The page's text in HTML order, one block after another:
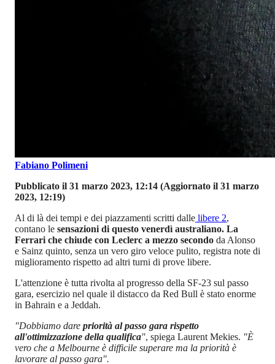
Fabiano Polimeni
Pubblicato il 31 marzo 2023, 12:14 (Aggiornato il 31 marzo
2023, 12:19)
Al di là dei tempi e dei piazzamenti scritti dalle libere 2,
contano le sensazioni di questo venerdì australiano. La
Ferrari che chiude con Leclerc a mezzo secondo da Alonso
e Sainz quinto, senza un vero giro veloce pulito, registra note di
miglioramento rispetto ad altri turni di prove libere.
L'attenzione è tutta rivolta al progresso della SF-23 sul passo
gara, esercizio nel quale il distacco da Red Bull è stato enorme
in Bahrain e a Jeddah.
"Dobbiamo dare priorità al passo gara rispetto
all'ottimizzazione della qualifica", spiega Laurent Mekies. "È
vero che a Melbourne è difficile superare ma la priorità è
lavorare al passo gara".